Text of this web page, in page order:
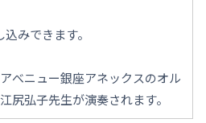
みできます。
べニュー銀座アネックスのオル
尻弘子先生が演奏されます。